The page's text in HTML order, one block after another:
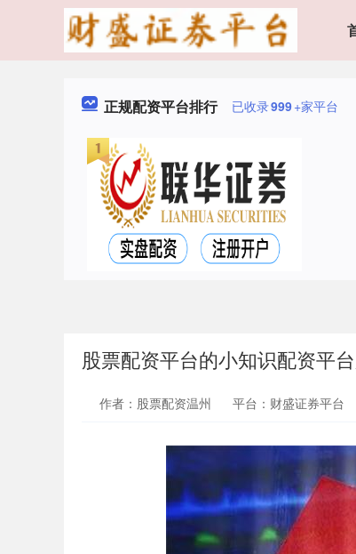
正规配资平台排行 已收录999+家平台
股票配资平台的小知识配资平
作者：股票配资温州 平台：财盛证券平台